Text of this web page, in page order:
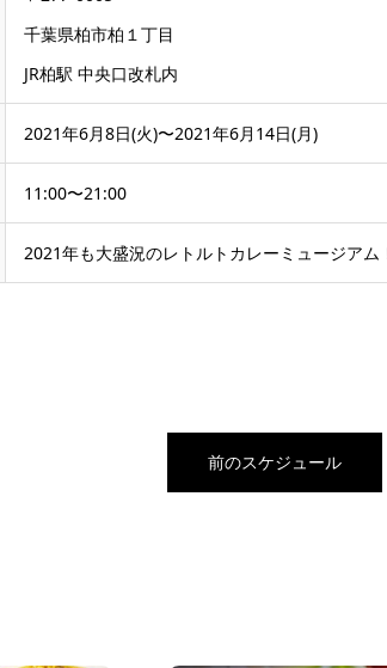
千葉県柏市柏１丁目
JR柏駅 中央口改札内
2021年6月8日(火)〜2021年6月14日(月)
11:00〜21:00
2021年も大盛況のレトルトカレーミュージア
前のスケジュール